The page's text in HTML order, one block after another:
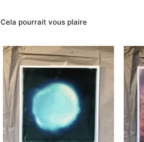
Cela pourrait vous plaire